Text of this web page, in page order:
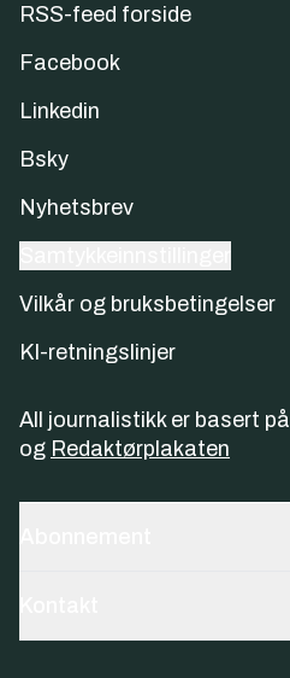
RSS-feed forside
Facebook
Linkedin
Bsky
Nyhetsbrev
Vilkår og bruksbetingelser
KI-retningslinjer
All journalistikk er basert på
og Redaktørplakaten